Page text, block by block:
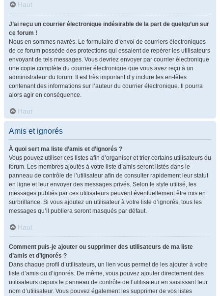
Haut
J’ai reçu un courrier électronique indésirable de la part de quelqu’un sur
ce forum !
Nous en sommes navrés. Le formulaire d’envoi de courriers électroniques
de ce forum possède des protections qui essaient de repérer les utilisateurs
envoyant de tels messages. Vous devriez envoyer par courrier électronique
une copie complète du courrier électronique que vous avez reçu à un
administrateur du forum. Il est très important d’y inclure les en-têtes
contenant des informations sur l’auteur du courrier électronique. Il pourra
alors agir en conséquence.
Haut
Amis et ignorés
À quoi sert ma liste d’amis et d’ignorés ?
Vous pouvez utiliser ces listes afin d’organiser et trier certains utilisateurs du
forum. Les membres ajoutés à votre liste d’amis seront listés dans le
panneau de contrôle de l’utilisateur afin de consulter rapidement leur statut
en ligne et leur envoyer des messages privés. Selon le style utilisé, les
messages publiés par ces utilisateurs peuvent éventuellement être mis en
surbrillance. Si vous ajoutez un utilisateur à votre liste d’ignorés, tous les
messages qu’il publiera seront masqués par défaut.
Haut
Comment puis-je ajouter ou supprimer des utilisateurs de ma liste
d’amis et d’ignorés ?
Dans chaque profil d’utilisateurs, un lien vous permet de les ajouter à votre
liste d’amis ou d’ignorés. De même, vous pouvez ajouter directement des
utilisateurs depuis le panneau de contrôle de l’utilisateur en saisissant leur
nom d’utilisateur. Vous pouvez également les supprimer de vos listes